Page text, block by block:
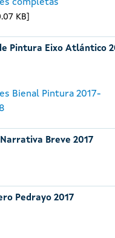
completas
KB
Pintura Eixo Atlántico
Bienal Pintura 2017-
Breve 2017
Pedrayo 2017